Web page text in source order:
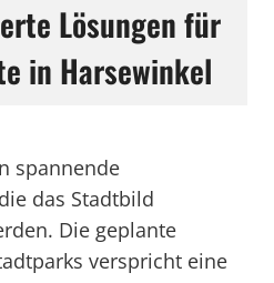
Lösungen für
in Harsewinkel
spannende
das Stadtbild
Die geplante
verspricht eine